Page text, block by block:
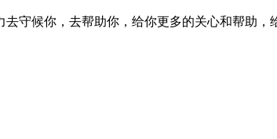
守候你，去帮助你，给你更多的关心和帮助，